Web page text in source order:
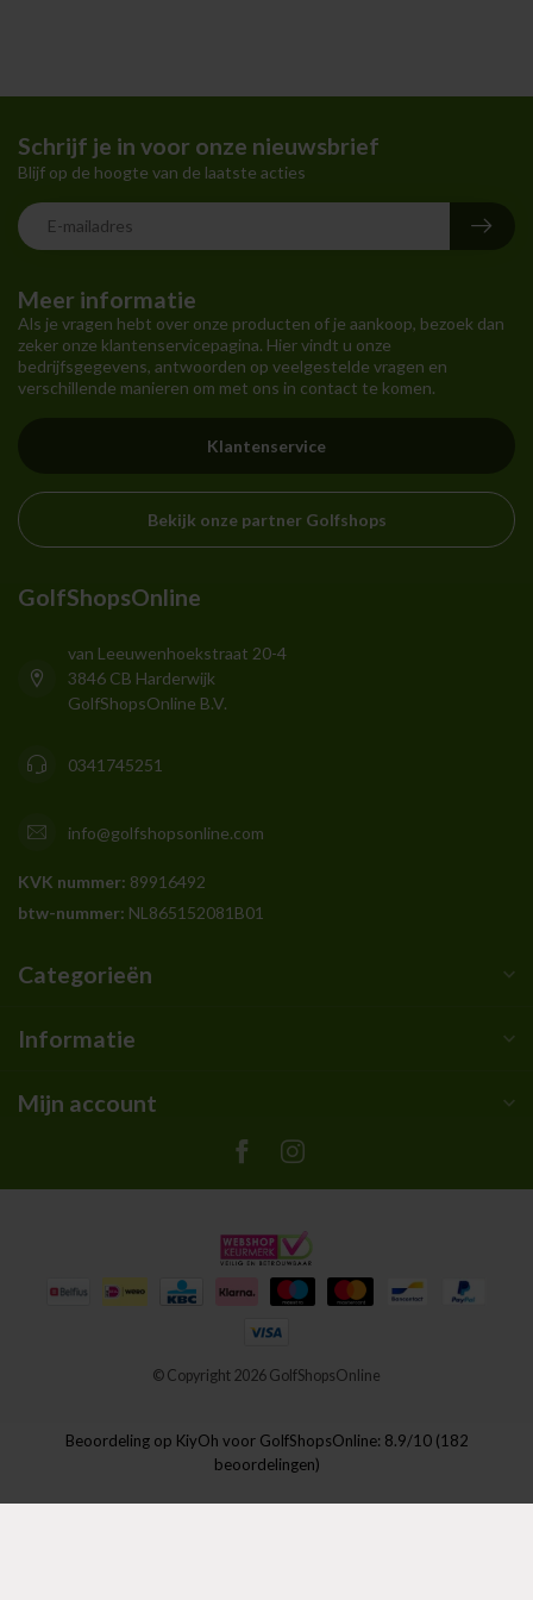
Meer informatie
Als je vragen hebt over onze producten of je aankoop, bezoek dan
zeker onze klantenservicepagina. Hier vindt u onze
bedrijfsgegevens, antwoorden op veelgestelde vragen en
verschillende manieren om met ons in contact te komen.
Klantenservice
Bekijk onze partner Golfshops
Schrijf je in voor onze nieuwsbrief
Blijf op de hoogte van de laatste acties
GolfShopsOnline
van Leeuwenhoekstraat 20-4
3846 CB Harderwijk
GolfShopsOnline B.V.
0341745251
info@golfshopsonline.com
KVK nummer: 89916492
btw-nummer: NL865152081B01
Categorieën
Informatie
Mijn account
© Copyright 2026 GolfShopsOnline
Beoordeling op KiyOh voor GolfShopsOnline: 8.9/10 (182
beoordelingen)